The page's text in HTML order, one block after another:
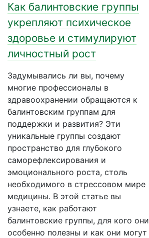
Как балинтовские группы
укрепляют психическое
здоровье и стимулируют
личностный рост
Задумывались ли вы, почему
многие профессионалы в
здравоохранении обращаются к
балинтовским группам для
поддержки и развития? Эти
уникальные группы создают
пространство для глубокого
саморефлексирования и
эмоционального роста, столь
необходимого в стрессовом мире
медицины. В этой статье вы
узнаете, как работают
балинтовские группы, для кого они
особенно полезны и как они могут